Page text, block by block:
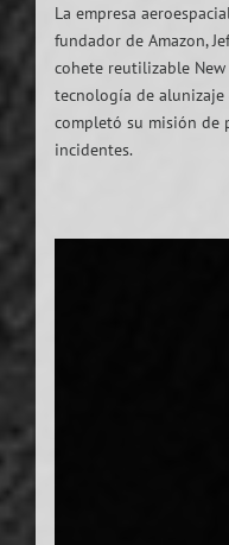
La empresa
fundador de Amazon,
cohete reutilizable
tecnología de alunizaje
completó su misión de
incidentes.